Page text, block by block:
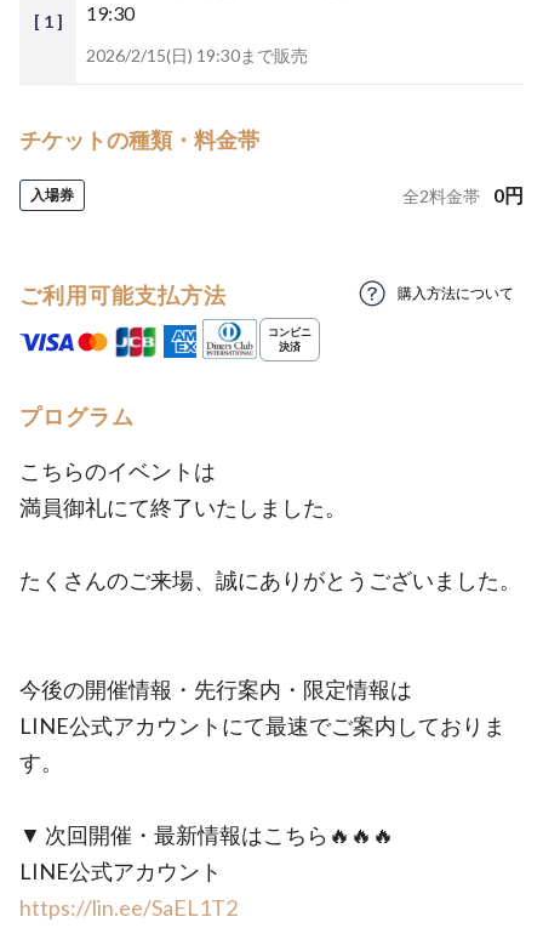
[ 1 ]
19:30
2026/2/15(日) 19:30まで販売
チケットの種類・料金帯
入場券 全2料金帯 0円
ご利用可能支払方法 購入方法について
プログラム
こちらのイベントは
満員御礼にて終了いたしました。
たくさんのご来場、誠にありがとうございました。
今後の開催情報・先行案内・限定情報は
LINE公式アカウントにて最速でご案内しておりま
す。
▼ 次回開催・最新情報はこちら🔥🔥🔥
LINE公式アカウント
https://lin.ee/SaEL1T2